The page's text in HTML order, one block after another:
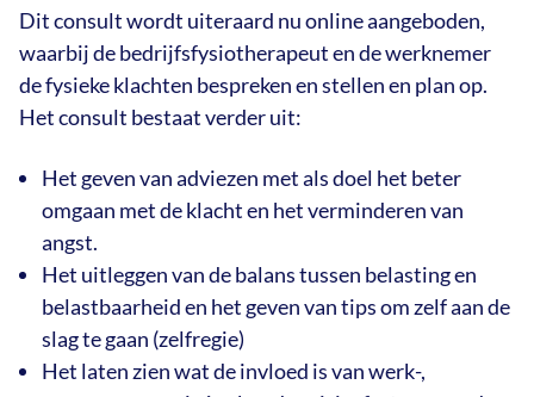
Dit consult wordt uiteraard nu online aangeboden,
waarbij de bedrijfsfysiotherapeut en de werknemer
de fysieke klachten bespreken en stellen en plan op.
Het consult bestaat verder uit:
Het geven van adviezen met als doel het beter
omgaan met de klacht en het verminderen van
angst.
Het uitleggen van de balans tussen belasting en
belastbaarheid en het geven van tips om zelf aan de
slag te gaan (zelfregie)
Het laten zien wat de invloed is van werk-,